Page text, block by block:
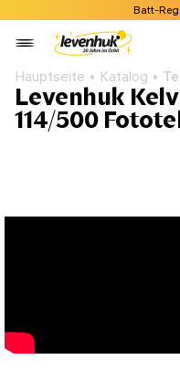
Batt-
Hauptseite Katalog
Levenhuk
114/500